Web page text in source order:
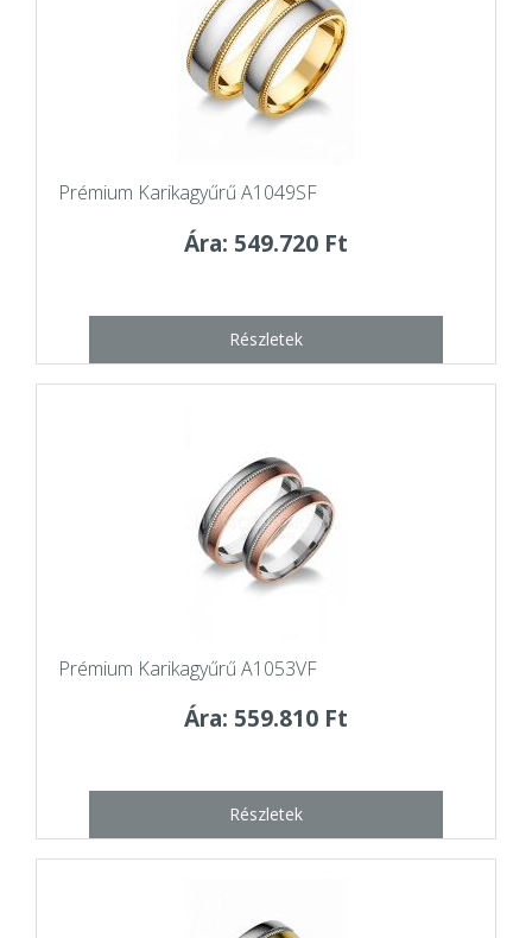
Prémium Karikagyűrű A1049SF
Ára: 549.720 Ft
Részletek
Prémium Karikagyűrű A1053VF
Ára: 559.810 Ft
Részletek